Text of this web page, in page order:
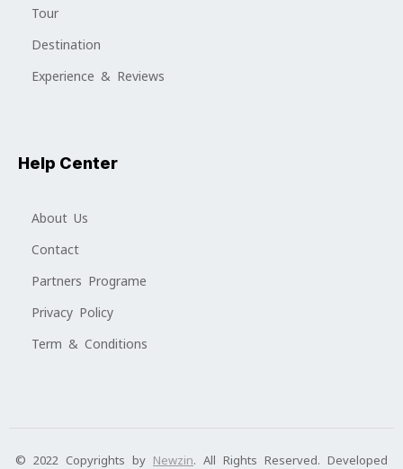
Tour
Destination
Experience & Reviews
Help Center
About Us
Contact
Partners Programe
Privacy Policy
Term & Conditions
© 2022 Copyrights by Newzin. All Rights Reserved. Developed